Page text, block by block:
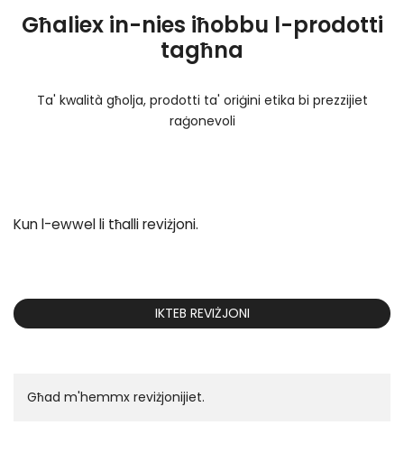
Għaliex in-nies iħobbu l-prodotti
tagħna
Ta' kwalità għolja, prodotti ta' oriġini etika bi prezzijiet
raġonevoli
Kun l-ewwel li tħalli reviżjoni.
IKTEB REVIŻJONI
Għad m'hemmx reviżjonijiet.